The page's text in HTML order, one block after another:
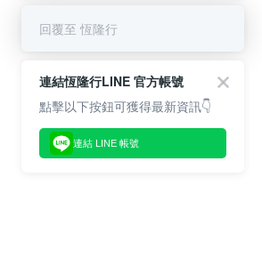
回覆至 恆隆行
連結恆隆行LINE 官方帳號
點擊以下按鈕可獲得最新資訊👇
連結 LINE 帳號